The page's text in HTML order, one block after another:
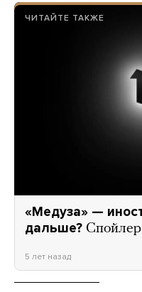
ЧИТАЙТЕ ТАКЖЕ
«Медуза» —
дальше?
5 лет назад